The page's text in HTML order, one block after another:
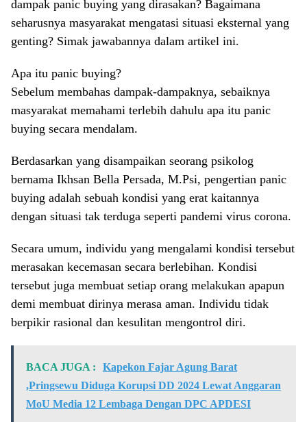
dampak panic buying yang dirasakan? Bagaimana
seharusnya masyarakat mengatasi situasi eksternal yang
genting? Simak jawabannya dalam artikel ini.
Apa itu panic buying?
Sebelum membahas dampak-dampaknya, sebaiknya
masyarakat memahami terlebih dahulu apa itu panic
buying secara mendalam.
Berdasarkan yang disampaikan seorang psikolog
bernama Ikhsan Bella Persada, M.Psi, pengertian panic
buying adalah sebuah kondisi yang erat kaitannya
dengan situasi tak terduga seperti pandemi virus corona.
Secara umum, individu yang mengalami kondisi tersebut
merasakan kecemasan secara berlebihan. Kondisi
tersebut juga membuat setiap orang melakukan apapun
demi membuat dirinya merasa aman. Individu tidak
berpikir rasional dan kesulitan mengontrol diri.
BACA JUGA :
Kapekon Fajar Agung Barat
,Pringsewu Diduga Korupsi DD 2024 Lewat Anggaran
MoU Media 12 Lembaga Dengan DPC APDESI